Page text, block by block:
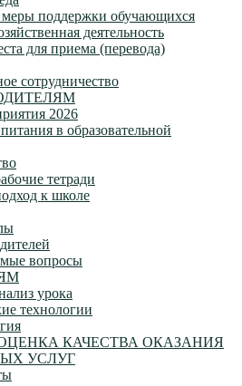
поддержки обучающихся
деятельность
для приема (перевода)
сотрудничество
2026
в образовательной
тетради
к школе
вопросы
урока
технологии
КАЧЕСТВА ОКАЗАНИЯ
УСЛУГ